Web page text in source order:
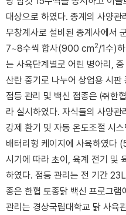
대상으로 하였다. 종계의 사양관
무창계사로 설비된 종계사에서
7~8수씩 합사(900 cm2/1수)
는 사육단계별로 어린 병아리,
산란 중기로 나누어 상업용 시
점등 관리 및 백신 접종은 ㈜한
라 실시하였다. 자식들의 사양
강제 환기 및 자동 온도조절 시
배터리형 케이지에 사육하였다
시기에 따라 초이, 육계 전기 및
하였다. 점등 관리는 전 기간
종은 한협 토종닭 백신 프로그
관리는 경상국립대학교 닭 사육